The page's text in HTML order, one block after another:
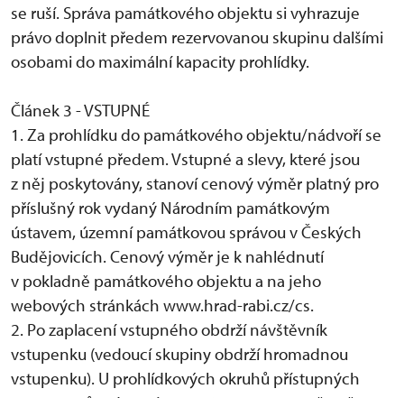
se ruší. Správa památkového objektu si vyhrazuje
právo doplnit předem rezervovanou skupinu dalšími
osobami do maximální kapacity prohlídky.
Článek 3 - VSTUPNÉ
1. Za prohlídku do památkového objektu/nádvoří se
platí vstupné předem. Vstupné a slevy, které jsou
z něj poskytovány, stanoví cenový výměr platný pro
příslušný rok vydaný Národním památkovým
ústavem, územní památkovou správou v Českých
Budějovicích. Cenový výměr je k nahlédnutí
v pokladně památkového objektu a na jeho
webových stránkách www.hrad-rabi.cz/cs.
2. Po zaplacení vstupného obdrží návštěvník
vstupenku (vedoucí skupiny obdrží hromadnou
vstupenku). U prohlídkových okruhů přístupných